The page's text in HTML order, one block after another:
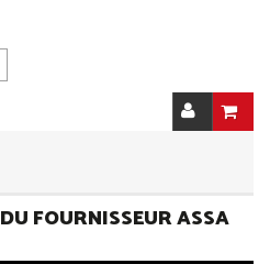
FOURNISSEUR ASSA